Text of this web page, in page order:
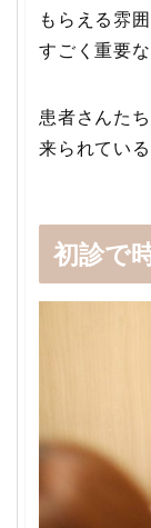
もらえる雰
すごく重要
患者さんた
来られてい
初診で